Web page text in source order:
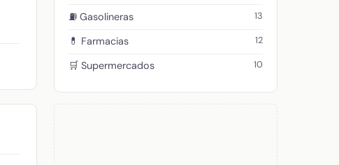
⛽ Gasolineras 13
💊 Farmacias 12
🛒 Supermercados 10